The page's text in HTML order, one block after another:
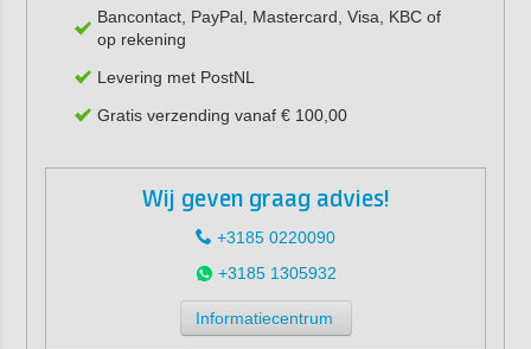
Bancontact, PayPal, Mastercard, Visa, KBC of
op rekening
Levering met PostNL
Gratis verzending vanaf € 100,00
Wij geven graag advies!
+3185 0220090
+3185 1305932
Informatiecentrum